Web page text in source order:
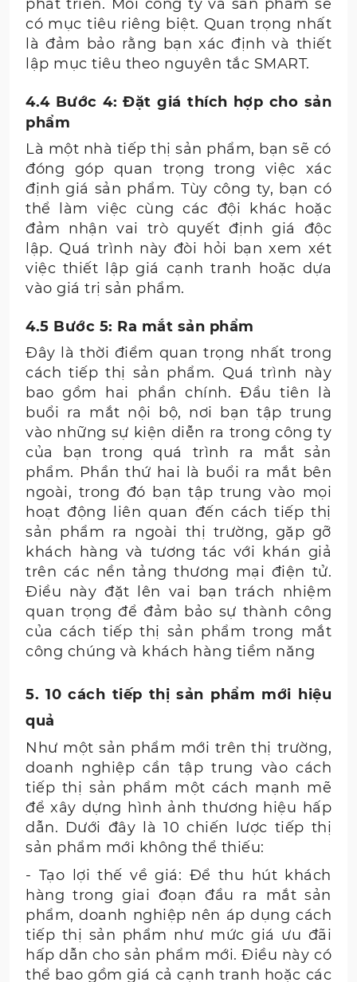
phát triển. Mỗi công ty và sản phẩm sẽ
có mục tiêu riêng biệt. Quan trọng nhất
là đảm bảo rằng bạn xác định và thiết
lập mục tiêu theo nguyên tắc SMART.
4.4 Bước 4: Đặt giá thích hợp cho sản
phẩm
Là một nhà tiếp thị sản phẩm, bạn sẽ có
đóng góp quan trọng trong việc xác
định giá sản phẩm. Tùy công ty, bạn có
thể làm việc cùng các đội khác hoặc
đảm nhận vai trò quyết định giá độc
lập. Quá trình này đòi hỏi bạn xem xét
việc thiết lập giá cạnh tranh hoặc dựa
vào giá trị sản phẩm.
4.5 Bước 5: Ra mắt sản phẩm
Đây là thời điểm quan trọng nhất trong
cách tiếp thị sản phẩm. Quá trình này
bao gồm hai phần chính. Đầu tiên là
buổi ra mắt nội bộ, nơi bạn tập trung
vào những sự kiện diễn ra trong công ty
của bạn trong quá trình ra mắt sản
phẩm. Phần thứ hai là buổi ra mắt bên
ngoài, trong đó bạn tập trung vào mọi
hoạt động liên quan đến cách tiếp thị
sản phẩm ra ngoài thị trường, gặp gỡ
khách hàng và tương tác với khán giả
trên các nền tảng thương mại điện tử.
Điều này đặt lên vai bạn trách nhiệm
quan trọng để đảm bảo sự thành công
của cách tiếp thị sản phẩm trong mắt
công chúng và khách hàng tiềm năng
5. 10 cách tiếp thị sản phẩm mới hiệu
quả
Như một sản phẩm mới trên thị trường,
doanh nghiệp cần tập trung vào cách
tiếp thị sản phẩm một cách mạnh mẽ
để xây dựng hình ảnh thương hiệu hấp
dẫn. Dưới đây là 10 chiến lược tiếp thị
sản phẩm mới không thể thiếu:
- Tạo lợi thế về giá: Để thu hút khách
hàng trong giai đoạn đầu ra mắt sản
phẩm, doanh nghiệp nên áp dụng cách
tiếp thị sản phẩm như mức giá ưu đãi
hấp dẫn cho sản phẩm mới. Điều này có
thể bao gồm giá cả cạnh tranh hoặc các